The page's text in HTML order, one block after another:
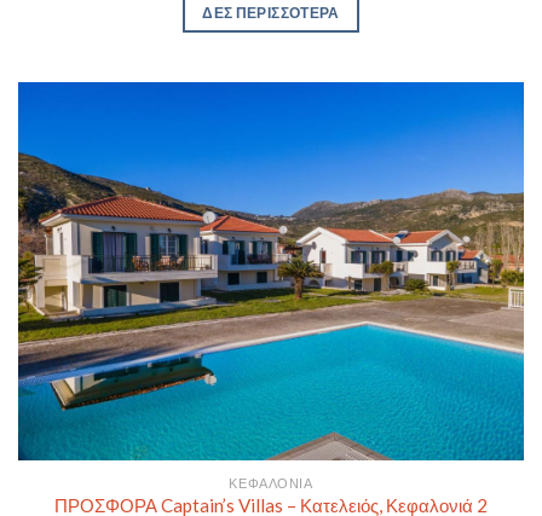
ΔΕΣ ΠΕΡΙΣΣΟΤΕΡΑ
ΚΕΦΑΛΟΝΙΆ
ΠΡΟΣΦΟΡΑ Captain’s Villas – Κατελειός, Κεφαλονιά 2